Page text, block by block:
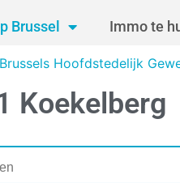
Brussel Immo te
Hoofdstedelijk
Koekelberg